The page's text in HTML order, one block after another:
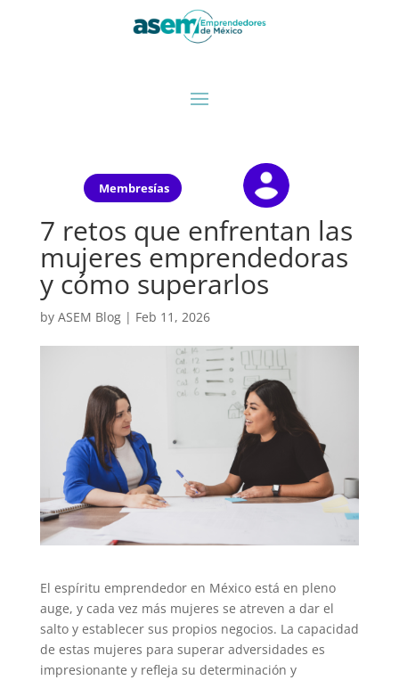
Membresías
7 retos que enfrentan las
mujeres emprendedoras
y cómo superarlos
by ASEM Blog| Feb 11, 2026
El espíritu emprendedor en México está en pleno
auge, y cada vez más mujeres se atreven a dar el
salto y establecer sus propios negocios. La capacidad
de estas mujeres para superar adversidades es
impresionante y refleja su determinación y